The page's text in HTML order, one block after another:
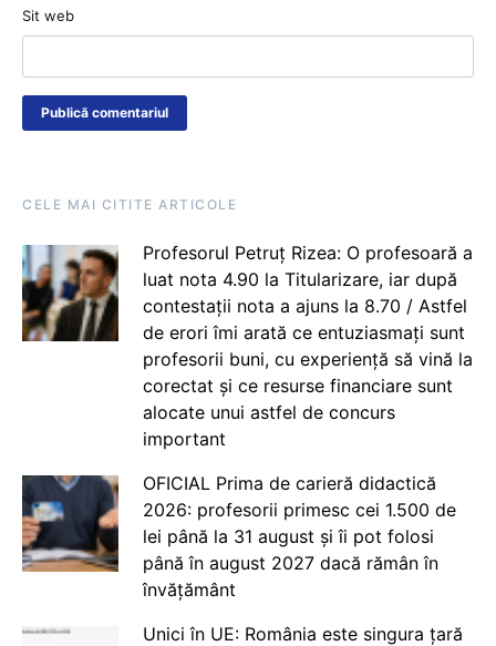
Sit web
CELE MAI CITITE ARTICOLE
Profesorul Petruț Rizea: O profesoară a
luat nota 4.90 la Titularizare, iar după
contestații nota a ajuns la 8.70 / Astfel
de erori îmi arată ce entuziasmați sunt
profesorii buni, cu experiență să vină la
corectat și ce resurse financiare sunt
alocate unui astfel de concurs
important
OFICIAL Prima de carieră didactică
2026: profesorii primesc cei 1.500 de
lei până la 31 august și îi pot folosi
până în august 2027 dacă rămân în
învățământ
Unici în UE: România este singura țară